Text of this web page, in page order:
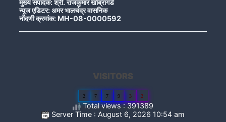
मुख्य संपादक: श्री. राजकुमार खोब्रागडे
न्यूज एडिटर: अमर भालचंद्र वासनिक
नोंदणी क्रमांक: MH-08-0000592
VISITORS
2 7 7 9 3 2
Total views : 391389
Server Time : August 6, 2026 10:54 am